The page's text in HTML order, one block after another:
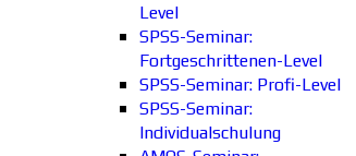
Level
SPSS-Seminar:
Fortgeschrittenen-Level
SPSS-Seminar: Profi-Level
SPSS-Seminar:
Individualschulung